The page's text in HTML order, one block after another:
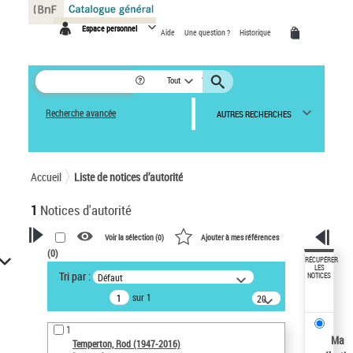
Espace personnel Aide Une question ? Historique
Tout
Recherche avancée AUTRES RECHERCHES
Accueil Liste de notices d’autorité
1 Notices d'autorité
VOTRE RECHERCHE
Recherche avancée dans les
notices d’autorité
Œuvres liées à l'auteur :
Temperton, Rod (1947-2016)
Voir la sélection (0) Ajouter à mes références
(0)
Tri par : Défaut
sur 1
20
résultats/page
1
Temperton, Rod (1947-2016)
RÉCUPÉRER
LES
NOTICES
Ma
Panneau de gestion des cookies